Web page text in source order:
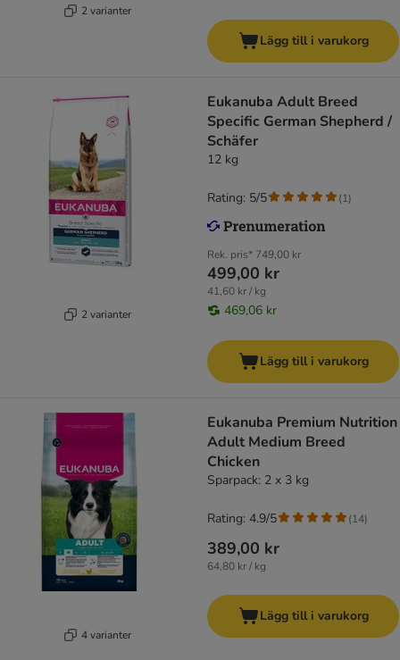
2 varianter
Lägg till i varukorg
2 varianter
Eukanuba Adult Breed
Specific German Shepherd /
Schäfer
12 kg
Rek. pris* 749,00 kr
499,00 kr
41,60 kr / kg
469,06 kr
Rating: 5/5 (1)
Lägg till i varukorg
4 varianter
Eukanuba Premium Nutrition
Adult Medium Breed
Chicken
Sparpack: 2 x 3 kg
389,00 kr
64,80 kr / kg
Rating: 4.9/5 (14)
Lägg till i varukorg